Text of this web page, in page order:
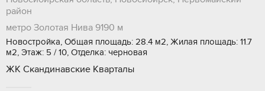
район
метро Золотая Нива 9190 м
Новостройка, Общая площадь: 28.4 м2, Жилая площадь: 11.7
м2, Этаж: 5 / 10, Отделка: черновая
ЖК Скандинавские Кварталы